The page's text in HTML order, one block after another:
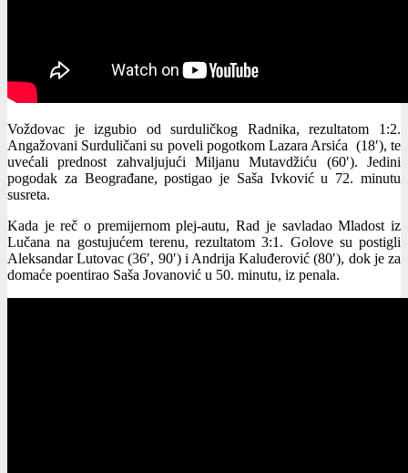
Voždovac je izgubio od surduličkog Radnika, rezultatom 1:2.
Angažovani Surduličani su poveli pogotkom Lazara Arsića (18′), te
uvećali prednost zahvaljujući Miljanu Mutavdžiću (60′). Jedini
pogodak za Beograđane, postigao je Saša Ivković u 72. minutu
susreta.
Kada je reč o premijernom plej-autu, Rad je savladao Mladost iz
Lučana na gostujućem terenu, rezultatom 3:1. Golove su postigli
Aleksandar Lutovac (36′, 90′) i Andrija Kaluđerović (80′), dok je za
domaće poentirao Saša Jovanović u 50. minutu, iz penala.